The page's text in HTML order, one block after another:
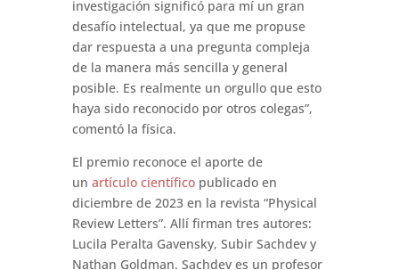
investigación significó para mí un gran
desafío intelectual, ya que me propuse
dar respuesta a una pregunta compleja
de la manera más sencilla y general
posible. Es realmente un orgullo que esto
haya sido reconocido por otros colegas”,
comentó la física.
El premio reconoce el aporte de
un artículo científicopublicado en
diciembre de 2023 en la revista “Physical
Review Letters”. Allí firman tres autores:
Lucila Peralta Gavensky, Subir Sachdev y
Nathan Goldman. Sachdev es un profesor